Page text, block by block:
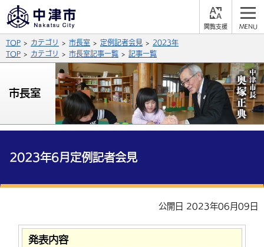
背景色
青 白
文字の大きさ
拡大 標準 縮小
公式SNS
X (Twitter) YouTube
サイト内検索
総合メニュー
保険・年金
福祉・介護 健康・予防
入札・契約 産業・雇用
子育て・教育
TOP カテゴリ 市長室 定例記者会見
2023年
TOP
カテゴリ 市長室記事一覧 記事一覧
市長室
2023年6月定例記者会見
公開日 2023年06月09日
発表内容